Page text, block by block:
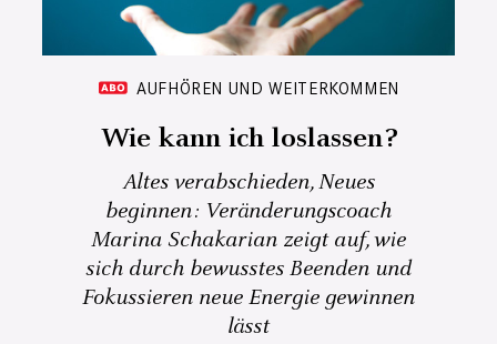
AUFHÖREN UND WEITERKOMMEN
Wie kann ich loslassen?
Altes verabschieden, Neues
beginnen: Veränderungscoach
Marina Schakarian zeigt auf, wie
sich durch bewusstes Beenden und
Fokussieren neue Energie gewinnen
lässt